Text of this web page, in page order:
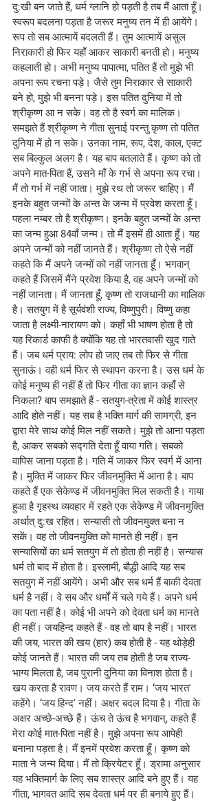
दु:खी बन जाते हैं, धर्म ग्लानि हो पड़ती है तब मैं आता हूँ।
स्वरूप बदलना पड़ता है जरूर मनुष्य तन में ही आयेंगे।
रूप तो सब आत्मायें बदलती हैं। तुम आत्मायें असुल
निराकारी हो फिर यहाँ आकर साकारी बनती हो। मनुष्य
कहलाती हो। अभी मनुष्य पापात्मा, पतित हैं तो मुझे भी
अपना रूप रचना पड़े। जैसे तुम निराकार से साकारी
बने हो, मुझे भी बनना पड़े। इस पतित दुनिया में तो
श्रीकृष्ण आ न सके। वह तो है स्वर्ग का मालिक।
समझते हैं श्रीकृष्ण ने गीता सुनाई परन्तु कृष्ण तो पतित
दुनिया में हो न सके। उनका नाम, रूप, देश, काल, एक्ट
सब बिल्कुल अलग है। यह बाप बतलाते हैं। कृष्ण को तो
अपने मात-पिता हैं, उसने माँ के गर्भ से अपना रूप रचा।
मैं तो गर्भ में नहीं जाता। मुझे रथ तो जरूर चाहिए। मैं
इनके बहुत जन्मों के अन्त के जन्म में प्रवेश करता हूँ।
पहला नम्बर तो है श्रीकृष्ण। इनके बहुत जन्मों के अन्त
का जन्म हुआ 84वाँ जन्म। तो मैं इसमें ही आता हूँ। यह
अपने जन्मों को नहीं जानते हैं। श्रीकृष्ण तो ऐसे नहीं
कहते कि मैं अपने जन्मों को नहीं जानता हूँ। भगवान्
कहते हैं जिसमें मैंने प्रवेश किया है, वह अपने जन्मों को
नहीं जानता। मैं जानता हूँ, कृष्ण तो राजधानी का मालिक
है। सतयुग में है सूर्यवंशी राज्य, विष्णुपुरी। विष्णु कहा
जाता है लक्ष्मी-नारायण को। कहाँ भी भाषण होता है तो
यह रिकार्ड काफी है क्योंकि यह तो भारतवासी खुद गाते
हैं। जब धर्म प्राय: लोप हो जाए तब तो फिर से गीता
सुनाऊं। वही धर्म फिर से स्थापन करना है। उस धर्म के
कोई मनुष्य ही नहीं हैं तो फिर गीता का ज्ञान कहाँ से
निकला? बाप समझाते हैं - सतयुग-त्रेता में कोई शास्त्र
आदि होते नहीं। यह सब है भक्ति मार्ग की सामग्री, इन
द्वारा मेरे साथ कोई मिल नहीं सकते। मुझे तो आना पड़ता
है, आकर सबको सद्गति देता हूँ वाया गति। सबको
वापिस जाना पड़ता है। गति में जाकर फिर स्वर्ग में आना
है। मुक्ति में जाकर फिर जीवनमुक्ति में आना है। बाप
कहते हैं एक सेकेण्ड में जीवनमुक्ति मिल सकती है। गाया
हुआ है गृहस्थ व्यवहार में रहते एक सेकेण्ड में जीवनमुक्ति
अर्थात् दु:ख रहित। सन्यासी तो जीवनमुक्त बना न
सकें। वह तो जीवनमुक्ति को मानते ही नहीं। इन
सन्यासियों का धर्म सतयुग में तो होता ही नहीं है। सन्यास
धर्म तो बाद में होता है। इस्लामी, बौद्धी आदि यह सब
सतयुग में नहीं आयेंगे। अभी और सब धर्म हैं बाकी देवता
धर्म है नहीं। वे सब और धर्मों में चले गये हैं। अपने धर्म
का पता नहीं है। कोई भी अपने को देवता धर्म का मानते
ही नहीं। जयहिन्द कहते हैं - वह तो बाप है नहीं। भारत
की जय, भारत की खय (हार) कब होती है - यह थोड़ेही
कोई जानते हैं। भारत की जय तब होती है जब राज्य-
भाग्य मिलता है, जब पुरानी दुनिया का विनाश होता है।
खय करता है रावण। जय करते हैं राम। ‘जय भारत'
कहेंगे। ‘जय हिन्द' नहीं। अक्षर बदल दिया है। गीता के
अक्षर अच्छे-अच्छे हैं। ऊंच ते ऊंच है भगवान्, कहते हैं
मेरा कोई मात-पिता नहीं है। मुझे अपना रूप आपेही
बनाना पड़ता है। मैं इनमें प्रवेश करता हूँ। कृष्ण को
माता ने जन्म दिया। मैं तो क्रियेटर हूँ। ड्रामा अनुसार
यह भक्तिमार्ग के लिए सब शास्त्र आदि बने हुए हैं। यह
गीता, भागवत आदि सब देवता धर्म पर ही बनाये हुए हैं।